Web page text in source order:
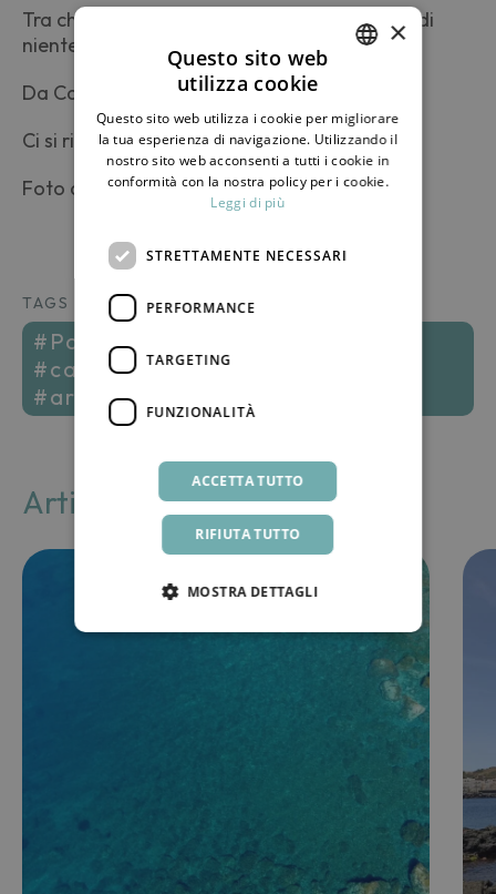
Tra chi prestava soccorso e chi faceva finta di
niente.
Da Cala Levante, per adesso è tutto, gente.
Ci si rivede al nostro ritorno, in Continente.
Foto di Giovanni Matta
TAGS
#pantelleria #ildammuso
#calalevante #dammusolevante
#arcodellelefante
Articoli correlati
ENGLISH
×
Questo sito web
utilizza cookie
Questo sito web utilizza i cookie per migliorare
la tua esperienza di navigazione. Utilizzando il
nostro sito web acconsenti a tutti i cookie in
conformità con la nostra policy per i cookie.
Leggi di più
STRETTAMENTE NECESSARI
PERFORMANCE
TARGETING
FUNZIONALITÀ
ACCETTA TUTTO
RIFIUTA TUTTO
MOSTRA DETTAGLI